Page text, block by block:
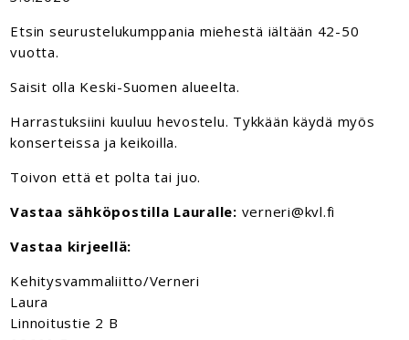
Etsin seurustelukumppania miehestä iältään 42-50
vuotta.
Saisit olla Keski-Suomen alueelta.
Harrastuksiini kuuluu hevostelu. Tykkään käydä myös
konserteissa ja keikoilla.
Toivon että et polta tai juo.
Vastaa sähköpostilla Lauralle: verneri@kvl.fi
Vastaa kirjeellä:
Kehitysvammaliitto/Verneri
Laura
Linnoitustie 2 B